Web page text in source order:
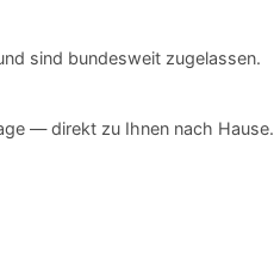
sind bundesweit zugelassen.
— direkt zu Ihnen nach Hause.